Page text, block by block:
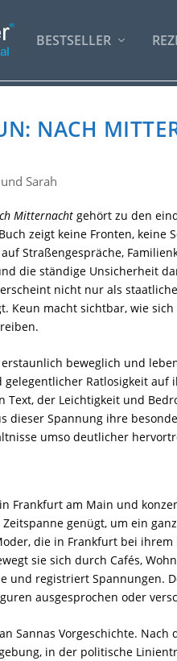
BESTSELLER
NACH
Sarah
Mitternacht gehört zu den
zeigt keine Fronten,
Straßengespräche,
die ständige Unsicherheit
nicht nur als
Keun macht sichtbar, wie
beweglich und
gelegentlicher Ratlosigkeit
Text, der Leichtigkeit und
dieser Spannung ihre
umso deutlicher
Frankfurt am Main und
Zeitspanne genügt, um ein
die in Frankfurt bei
sie sich durch Cafés,
und registriert Spannungen.
ausgesprochen oder
Sannas Vorgeschichte.
in der politische